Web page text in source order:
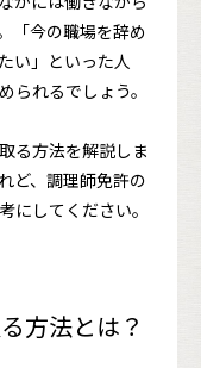
「今の職場を辞め
い」といった人
られるでしょう。
る方法を解説しま
ど、調理師免許の
にしてください。
方法とは？